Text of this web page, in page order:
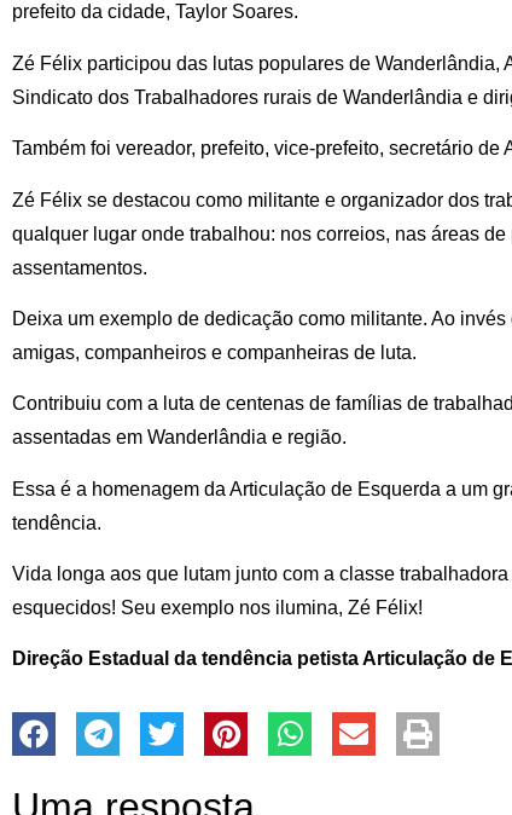
prefeito da cidade, Taylor Soares.
Zé Félix participou das lutas populares de Wanderlândia,
Sindicato dos Trabalhadores rurais de Wanderlândia e
Também foi vereador, prefeito, vice-prefeito, secretário de
Zé Félix se destacou como militante e organizador dos
qualquer lugar onde trabalhou: nos correios, nas áreas
assentamentos.
Deixa um exemplo de dedicação como militante. Ao
amigas, companheiros e companheiras de luta.
Contribuiu com a luta de centenas de famílias de
assentadas em Wanderlândia e região.
Essa é a homenagem da Articulação de Esquerda a um
tendência.
Vida longa aos que lutam junto com a classe
esquecidos! Seu exemplo nos ilumina, Zé Félix!
Direção Estadual da tendência petista Articulação de